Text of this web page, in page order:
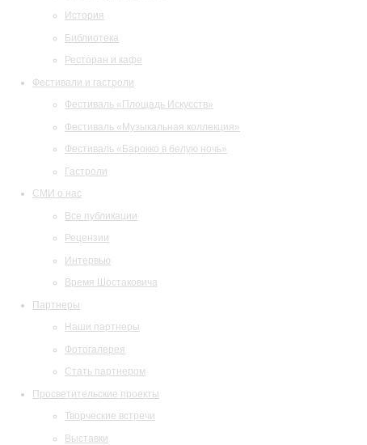
История
Библиотека
Ресторан и кафе
Фестивали и гастроли
Фестиваль «Площадь Искусств»
Фестиваль «Музыкальная коллекция»
Фестиваль «Барокко в белую ночь»
Гастроли
СМИ о нас
Все публикации
Рецензии
Интервью
Время Шостаковича
Партнеры
Наши партнеры
Фотогалерея
Стать партнером
Просветительские проекты
Творческие встречи
Выставки